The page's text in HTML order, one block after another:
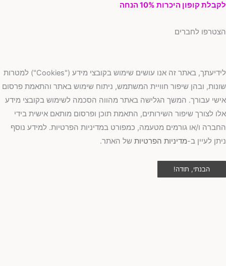
קופון היכרות 10% הנחה
לחברים
לידיעתך, באתר זה אנו עושים שימוש בקובצי מידע ("Cookies") למטרות
ובהן שיפור חוויית המשתמש, ניתוח שימוש באתר והתאמת פרסום
עבורך. המשך הגלישה באתר מהווה הסכמה לשימוש בקובצי מידע
לצורך שיפור השירותים, התאמת תוכן ופרסום מותאם אישית בידי
ו/או גורמים מטעמה, כמפורט במדיניות הפרטיות. למידע נוסף
לעיין ב-מדיניות הפרטיותשל האתר.
הבנתי, תודה!